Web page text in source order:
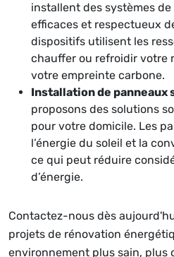
installent des systèmes
efficaces et respectueux
dispositifs utilisent les
chauffer ou refroidir votre
votre empreinte carbone.
Installation de panneaux
proposons des solutions
pour votre domicile. Les
l’énergie du soleil et la
ce qui peut réduire
d’énergie.
Contactez-nous dès
projets de rénovation
environnement plus sain, plus